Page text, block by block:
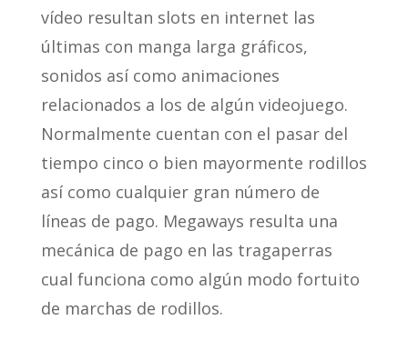
vídeo resultan slots en internet las
últimas con manga larga gráficos,
sonidos así­ como animaciones
relacionados a los de algún videojuego.
Normalmente cuentan con el pasar del
tiempo cinco o bien mayormente rodillos
así­ como cualquier gran número de
líneas de pago. Megaways resulta una
mecánica de pago en las tragaperras
cual funciona como algún modo fortuito
de marchas de rodillos.